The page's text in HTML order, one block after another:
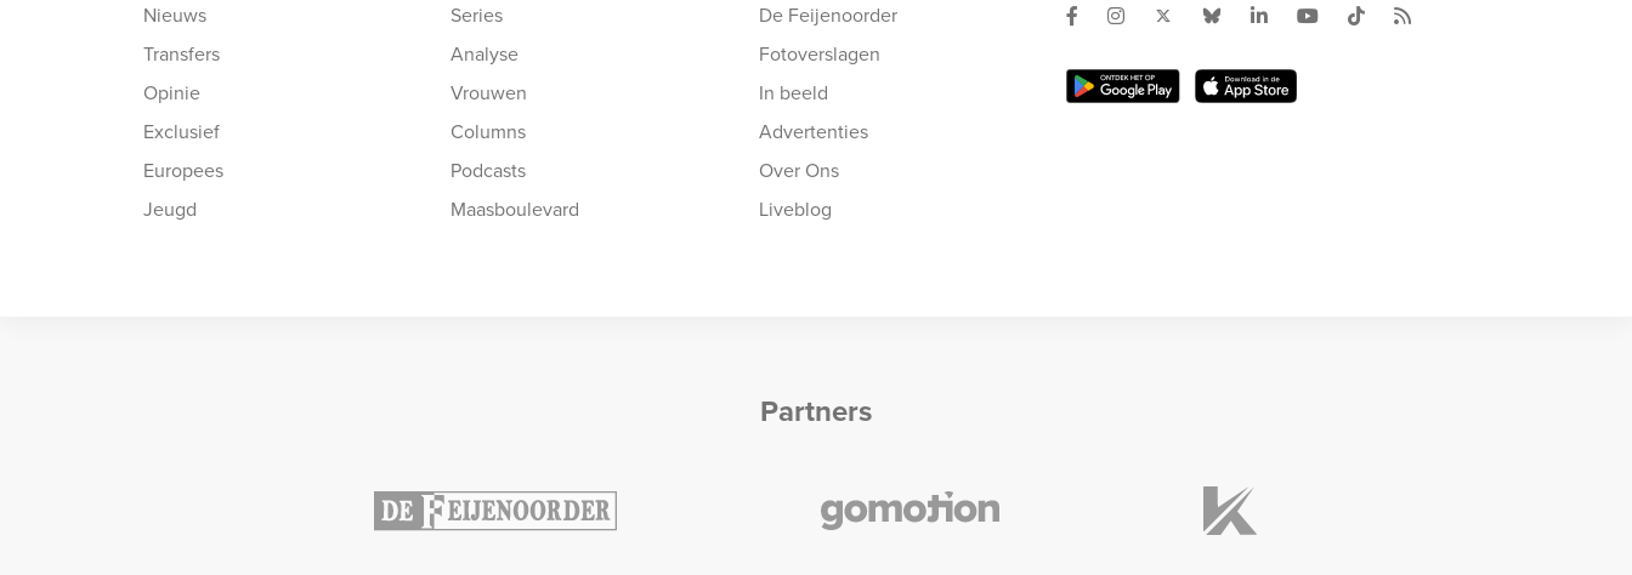
Nieuws
Transfers
Opinie
Exclusief
Europees
Jeugd
Series
Analyse
Vrouwen
Columns
Podcasts
Maasboulevard
De Feijenoorder
Fotoverslagen
In beeld
Advertenties
Over Ons
Liveblog
Partners